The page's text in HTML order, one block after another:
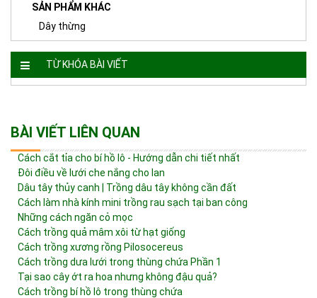
SẢN PHẨM KHÁC
Dây thừng
TỪ KHÓA BÀI VIẾT
BÀI VIẾT LIÊN QUAN
Cách cắt tỉa cho bí hồ lô - Hướng dẫn chi tiết nhất
Đôi điều về lưới che nắng cho lan
Dâu tây thủy canh | Trồng dâu tây không cần đất
Cách làm nhà kính mini trồng rau sạch tại ban công
Những cách ngăn cỏ mọc
Cách trồng quả mâm xôi từ hạt giống
Cách trồng xương rồng Pilosocereus
Cách trồng dưa lưới trong thùng chứa Phần 1
Tại sao cây ớt ra hoa nhưng không đậu quả?
Cách trồng bí hồ lô trong thùng chứa